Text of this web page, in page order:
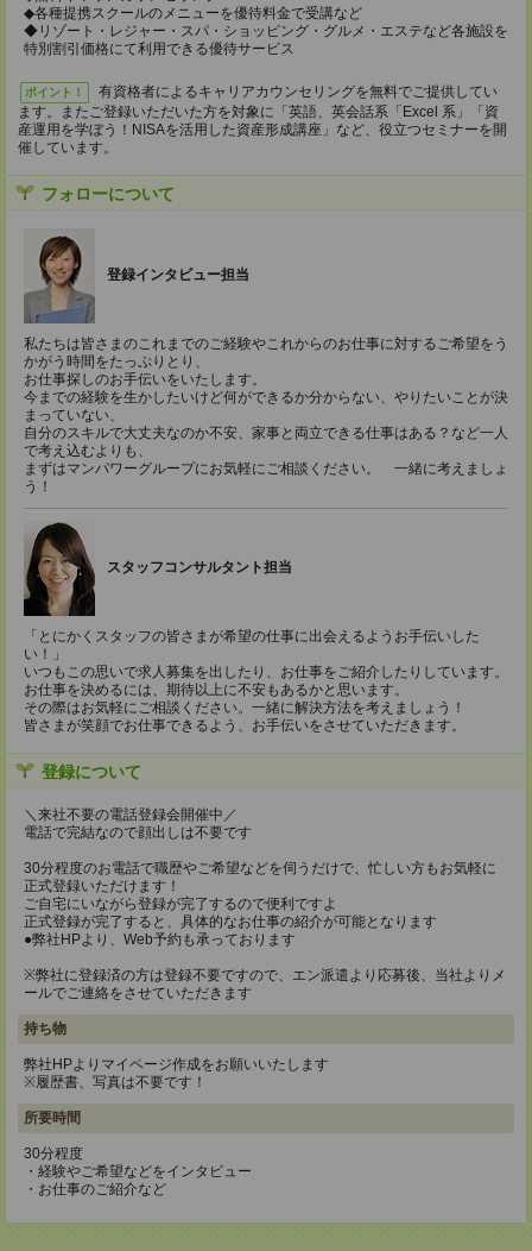
◆各種提携スクールのメニューを優待料金で受講など
◆リゾート・レジャー・スパ・ショッピング・グルメ・エステなど各施設を
特別割引価格にて利用できる優待サービス
ポイント！
有資格者によるキャリアカウンセリングを無料でご提供してい
ます。またご登録いただいた方を対象に「英語、英会話系「Excel 系」「資
産運用を学ぼう！NISAを活用した資産形成講座」など、役立つセミナーを開
催しています。
フォローについて
登録インタビュー担当
私たちは皆さまのこれまでのご経験やこれからのお仕事に対するご希望をう
かがう時間をたっぷりとり、
お仕事探しのお手伝いをいたします。
今までの経験を生かしたいけど何ができるか分からない、やりたいことが決
まっていない、
自分のスキルで大丈夫なのか不安、家事と両立できる仕事はある？など一人
で考え込むよりも、
まずはマンパワーグループにお気軽にご相談ください。 一緒に考えましょ
う！
スタッフコンサルタント担当
「とにかくスタッフの皆さまが希望の仕事に出会えるようお手伝いした
い！」
いつもこの思いで求人募集を出したり、お仕事をご紹介したりしています。
お仕事を決めるには、期待以上に不安もあるかと思います。
その際はお気軽にご相談ください。一緒に解決方法を考えましょう！
皆さまが笑顔でお仕事できるよう、お手伝いをさせていただきます。
登録について
＼来社不要の電話登録会開催中／
電話で完結なので顔出しは不要です
30分程度のお電話で職歴やご希望などを伺うだけで、忙しい方もお気軽に
正式登録いただけます！
ご自宅にいながら登録が完了するので便利ですよ
正式登録が完了すると、具体的なお仕事の紹介が可能となります
●弊社HPより、Web予約も承っております
※弊社に登録済の方は登録不要ですので、エン派遣より応募後、当社よりメ
ールでご連絡をさせていただきます
持ち物
弊社HPよりマイページ作成をお願いいたします
※履歴書、写真は不要です！
所要時間
30分程度
・経験やご希望などをインタビュー
・お仕事のご紹介など